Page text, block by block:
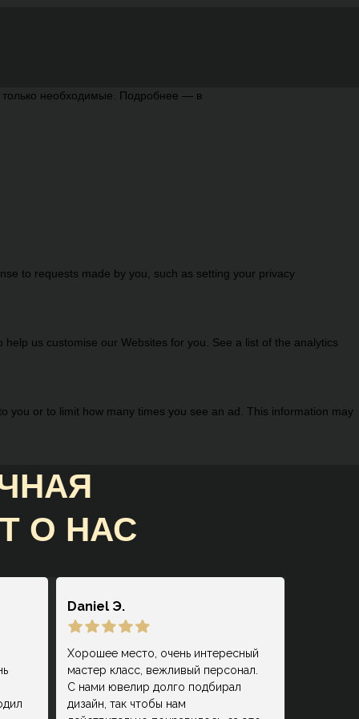
необходимые. Подробнее — в
to requests made by you, such as setting your privacy
us customise our Websites for you. See a list of the analytics
you or to limit how many times you see an ad. This information may
О НАС
Хорошее место, очень интересный
мастер класс, вежливый персонал.
С нами ювелир долго подбирал
дизайн, так чтобы нам
Daniel Э.